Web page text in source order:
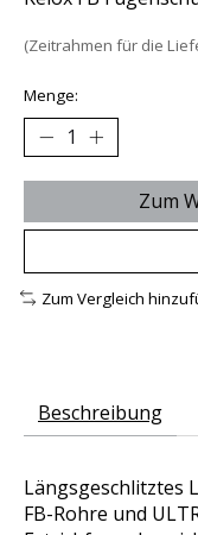
(Zeitrahmen für die
Menge:
Zum
Zum Vergleich
Beschreibung
Längsgeschlitztes
FB-Rohre und